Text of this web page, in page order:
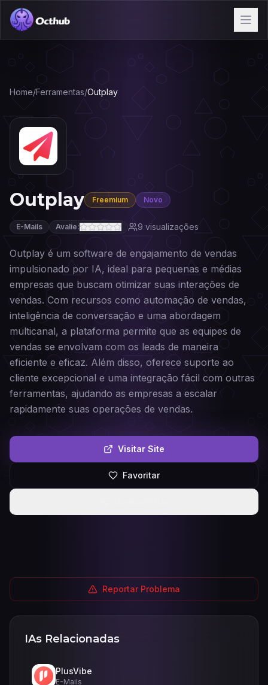
Home/Ferramentas/Outplay
Outplay Freemium Novo
E-Mails Avalie: 9 visualizações
Outplay é um software de engajamento de vendas
impulsionado por IA, ideal para pequenas e médias
empresas que buscam otimizar suas interações de
vendas. Com recursos como automação de vendas,
inteligência de conversação e uma abordagem
multicanal, a plataforma permite que as equipes de
vendas se envolvam com os leads de maneira
eficiente e eficaz. Além disso, oferece suporte ao
cliente excepcional e uma integração fácil com outras
ferramentas, ajudando as empresas a escalar
rapidamente suas operações de vendas.
Visitar Site
Favoritar
Reportar Problema
IAs Relacionadas
PlusVibe
E-Mails